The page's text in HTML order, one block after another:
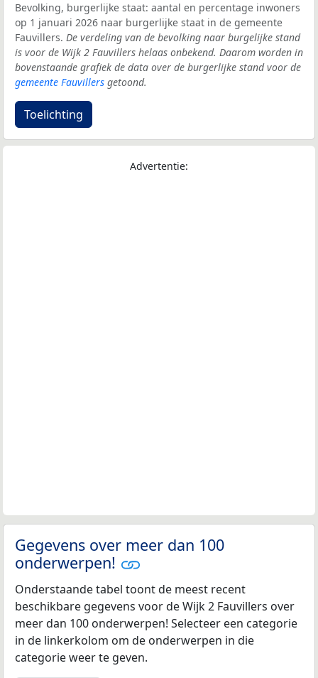
Bevolking, burgerlijke staat: aantal en percentage inwoners
op 1 januari 2026 naar burgerlijke staat in de gemeente
Fauvillers. De verdeling van de bevolking naar burgelijke stand
is voor de Wijk 2 Fauvillers helaas onbekend. Daarom worden in
bovenstaande grafiek de data over de burgerlijke stand voor de
gemeente Fauvillers getoond.
Toelichting
Advertentie:
Gegevens over meer dan 100
onderwerpen!
Onderstaande tabel toont de meest recent
beschikbare gegevens voor de Wijk 2 Fauvillers over
meer dan 100 onderwerpen! Selecteer een categorie
in de linkerkolom om de onderwerpen in die
categorie weer te geven.